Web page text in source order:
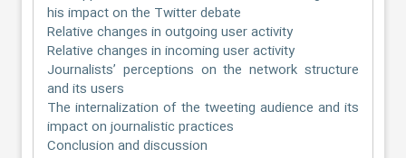
his impact on the Twitter debate
Relative changes in outgoing user activity
Relative changes in incoming user activity
Journalists’ perceptions on the network structure
and its users
The internalization of the tweeting audience and its
impact on journalistic practices
Conclusion and discussion